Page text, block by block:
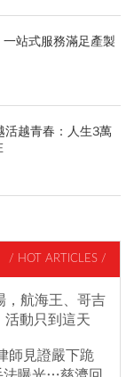
站式服務滿足產製
活越青春：人生3萬
/ HOT ARTICLES /
，航海王、哥吉
動只到這天
師見證嚴下跪